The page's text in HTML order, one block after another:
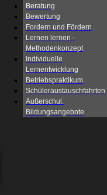
Beratung
Bewertung
Fordern und Fördern
Lernen lernen -
Methodenkonzept
Individuelle
Lernentwicklung
Betriebspraktikum
Schüleraustauschfahrten
Außerschul.
Bildungsangebote